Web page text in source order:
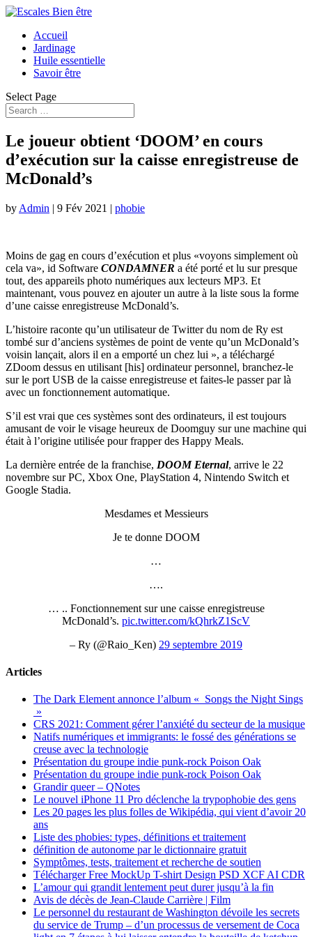
Accueil
Jardinage
Huile essentielle
Savoir être
Select Page
Le joueur obtient ‘DOOM’ en cours
d’exécution sur la caisse enregistreuse de
McDonald’s
by Admin | 9 Fév 2021 | phobie
Moins de gag en cours d’exécution et plus «voyons simplement où
cela va», id Software CONDAMNER a été porté et lu sur presque
tout, des appareils photo numériques aux lecteurs MP3. Et
maintenant, vous pouvez en ajouter un autre à la liste sous la forme
d’une caisse enregistreuse McDonald’s.
L’histoire raconte qu’un utilisateur de Twitter du nom de Ry est
tombé sur d’anciens systèmes de point de vente qu’un McDonald’s
voisin lançait, alors il en a emporté un chez lui », a téléchargé
ZDoom dessus en utilisant [his] ordinateur personnel, branchez-le
sur le port USB de la caisse enregistreuse et faites-le passer par là
avec un fonctionnement automatique.
S’il est vrai que ces systèmes sont des ordinateurs, il est toujours
amusant de voir le visage heureux de Doomguy sur une machine qui
était à l’origine utilisée pour frapper des Happy Meals.
La dernière entrée de la franchise, DOOM Eternal, arrive le 22
novembre sur PC, Xbox One, PlayStation 4, Nintendo Switch et
Google Stadia.
Mesdames et Messieurs
Je te donne DOOM
…
….
… .. Fonctionnement sur une caisse enregistreuse
McDonald’s. pic.twitter.com/kQhrkZ1ScV
– Ry (@Raio_Ken) 29 septembre 2019
Articles
The Dark Element annonce l’album « Songs the Night Sings
»
CRS 2021: Comment gérer l’anxiété du secteur de la musique
Natifs numériques et immigrants: le fossé des générations se
creuse avec la technologie
Présentation du groupe indie punk-rock Poison Oak
Présentation du groupe indie punk-rock Poison Oak
Grandir queer – QNotes
Le nouvel iPhone 11 Pro déclenche la trypophobie des gens
Les 20 pages les plus folles de Wikipédia, qui vient d’avoir 20
ans
Liste des phobies: types, définitions et traitement
définition de autonome par le dictionnaire gratuit
Symptômes, tests, traitement et recherche de soutien
Télécharger Free MockUp T-shirt Design PSD XCF AI CDR
L’amour qui grandit lentement peut durer jusqu’à la fin
Avis de décès de Jean-Claude Carrière | Film
Le personnel du restaurant de Washington dévoile les secrets
du service de Trump – d’un processus de versement de Coca